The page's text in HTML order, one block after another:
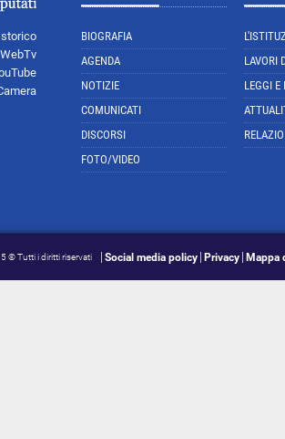
WebTv
BIOGRAFIA
AGENDA
NOTIZIE
COMUNICATI
DISCORSI
FOTO/VIDEO
LAVORI
LEGGI E
© Tutti i diritti riservati Social media policy Privacy Mappa